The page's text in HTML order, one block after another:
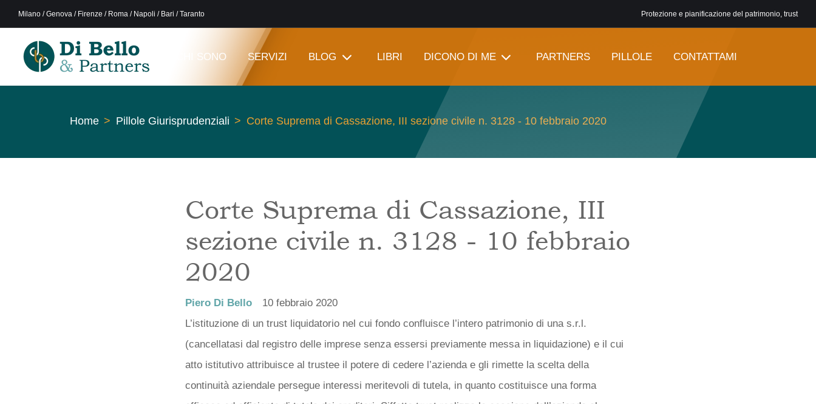
Milano / Genova / Firenze / Roma / Napoli / Bari / Taranto Protezione e pianificazione del patrimonio, trust
CHI SONO SERVIZI BLOG LIBRI DICONO DI ME PARTNERS PILLOLE CONTATTAMI
Home Pillole Giurisprudenziali Corte Suprema di Cassazione, III sezione civile n. 3128 - 10 febbraio 2020
Corte Suprema di Cassazione, III
sezione civile n. 3128 - 10 febbraio
2020
Piero Di Bello
10 febbraio 2020
L’istituzione di un trust liquidatorio nel cui fondo confluisce l’intero patrimonio di una s.r.l.
(cancellatasi dal registro delle imprese senza essersi previamente messa in liquidazione) e il cui
atto istitutivo attribuisce al trustee il potere di cedere l’azienda e gli rimette la scelta della
continuità aziendale persegue interessi meritevoli di tutela, in quanto costituisce una forma